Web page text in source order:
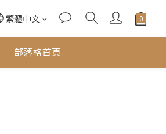
繁體中文
部落格首頁